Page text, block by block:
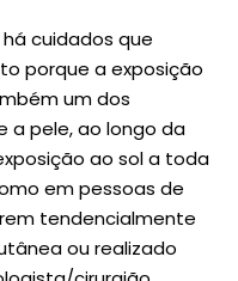
cuidados que
porque a exposição
um dos
a pele, ao longo da
ao sol a toda
em pessoas de
tendencialmente
ou realizado